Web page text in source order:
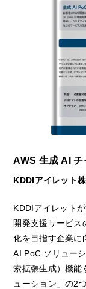
AWS 生成 AI
KDDIアイレット
KDDIアイレット
開発支援サービス
化を目指す企業に
AI PoC ソリュー
索拡張生成）機能
ューション」の2